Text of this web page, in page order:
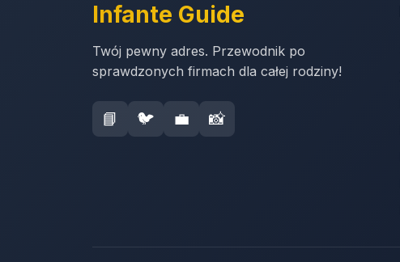
Infante Guide
Twój pewny adres. Przewodnik po
sprawdzonych firmach dla całej rodziny!
📘 🐦 💼 📸